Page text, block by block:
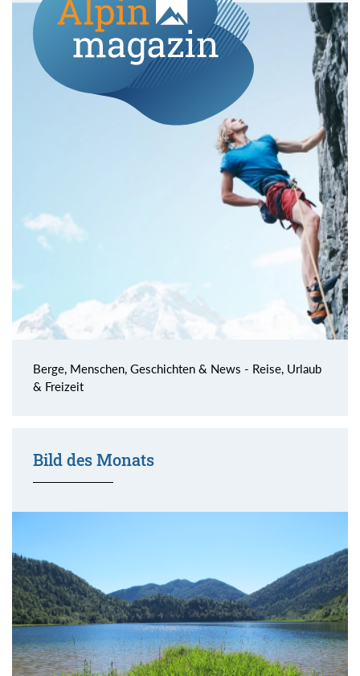
Berge, Menschen, Geschichten & News - Reise, Urlaub
& Freizeit
Bild des Monats